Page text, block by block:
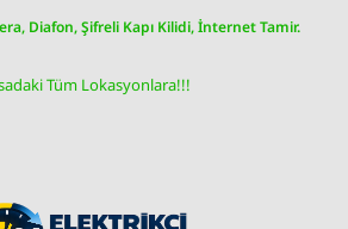
Diafon, Şifreli Kapı Kilidi, İnternet Tamir.
Tüm Lokasyonlara!!!